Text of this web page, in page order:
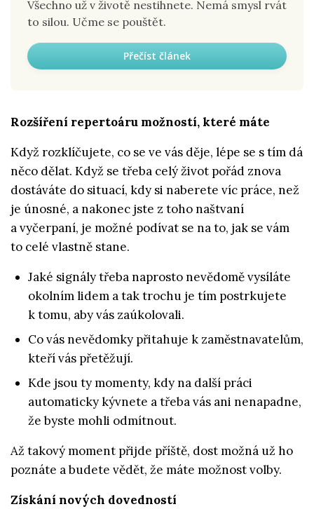
Všechno už v životě nestihnete. Nemá smysl rvát
to silou. Učme se pouštět.
Přečíst článek
Rozšíření repertoáru možností, které máte
Když rozklíčujete, co se ve vás děje, lépe se s tím dá
něco dělat. Když se třeba celý život pořád znova
dostáváte do situací, kdy si naberete víc práce, než
je únosné, a nakonec jste z toho naštvaní
a vyčerpaní, je možné podívat se na to, jak se vám
to celé vlastně stane.
Jaké signály třeba naprosto nevědomě vysíláte
okolním lidem a tak trochu je tím postrkujete
k tomu, aby vás zaúkolovali.
Co vás nevědomky přitahuje k zaměstnavatelům,
kteří vás přetěžují.
Kde jsou ty momenty, kdy na další práci
automaticky kývnete a třeba vás ani nenapadne,
že byste mohli odmítnout.
Až takový moment přijde příště, dost možná už ho
poznáte a budete vědět, že máte možnost volby.
Získání nových dovedností